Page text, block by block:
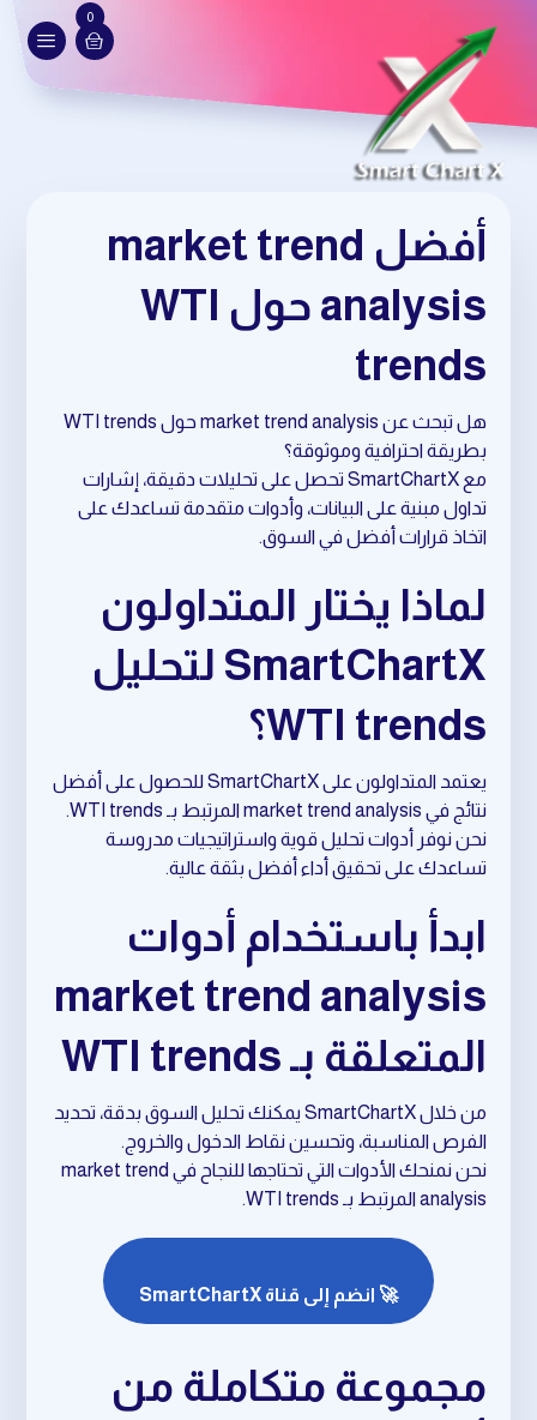
0
أفضل market trend
analysis حول WTI
trends
هل تبحث عن market trend analysis حول WTI trends
بطريقة احترافية وموثوقة؟
مع SmartChartX تحصل على تحليلات دقيقة، إشارات
تداول مبنية على البيانات، وأدوات متقدمة تساعدك على
اتخاذ قرارات أفضل في السوق.
لماذا يختار المتداولون
SmartChartX لتحليل
WTI trends؟
يعتمد المتداولون على SmartChartX للحصول على أفضل
نتائج في market trend analysis المرتبط بـ WTI trends.
نحن نوفر أدوات تحليل قوية واستراتيجيات مدروسة
تساعدك على تحقيق أداء أفضل بثقة عالية.
ابدأ باستخدام أدوات
market trend analysis
المتعلقة بـ WTI trends
من خلال SmartChartX يمكنك تحليل السوق بدقة، تحديد
الفرص المناسبة، وتحسين نقاط الدخول والخروج.
نحن نمنحك الأدوات التي تحتاجها للنجاح في market trend
analysis المرتبط بـ WTI trends.
🚀 انضم إلى قناة SmartChartX
مجموعة متكاملة من